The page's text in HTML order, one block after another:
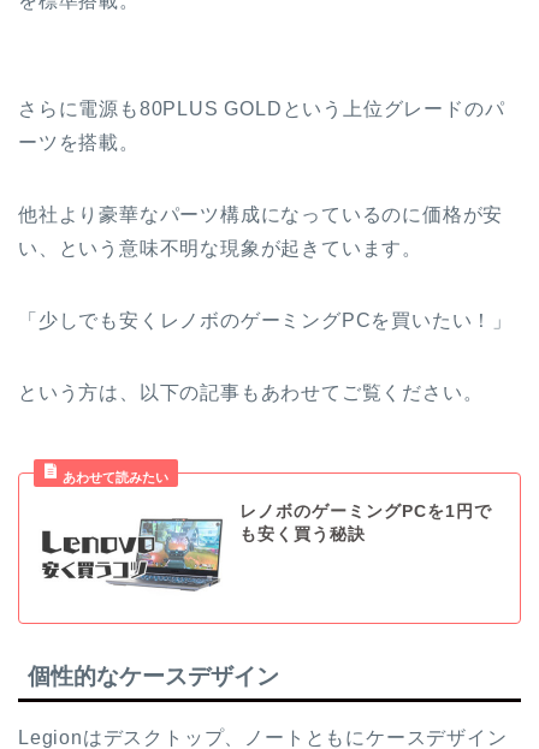
さらに電源も80PLUS GOLDという上位グレードのパ
ーツを搭載。
他社より豪華なパーツ構成になっているのに価格が安
い、という意味不明な現象が起きています。
「少しでも安くレノボのゲーミングPCを買いたい！」
という方は、以下の記事もあわせてご覧ください。
レノボのゲーミングPCを1円で
も安く買う秘訣
個性的なケースデザイン
Legionはデスクトップ、ノートともにケースデザイン